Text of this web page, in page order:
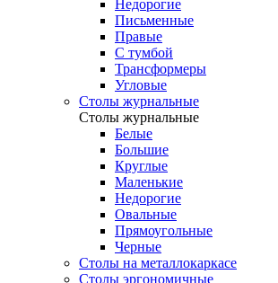
Недорогие
Письменные
Правые
С тумбой
Трансформеры
Угловые
Столы журнальные
Столы журнальные
Белые
Большие
Круглые
Маленькие
Недорогие
Овальные
Прямоугольные
Черные
Столы на металлокаркасе
Столы эргономичные